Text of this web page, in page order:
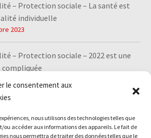
le consentement aux
nous utilisons des technologies telles que
ou accéder aux informations des appareils. Le fait de
nous permettra de traiter des données telles que le
– Protection sociale – La santé est
individuelle
2023
– Protection sociale – 2022 est une
compliquée
2023